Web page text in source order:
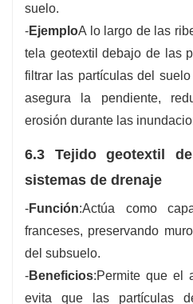
suelo.
-EjemploA lo largo de las
tela geotextil debajo de las
filtrar las partículas del
asegura la pendiente,
erosión durante las
6.3 Tejido geotextil
sistemas de drenaje
-Función:Actúa como
franceses, preservando
del subsuelo.
-Beneficios:Permite que el
evita que las partículas